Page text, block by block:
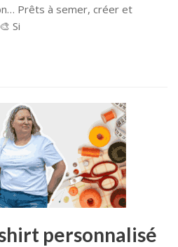
Prêts à semer, créer et
Si
personnalisé